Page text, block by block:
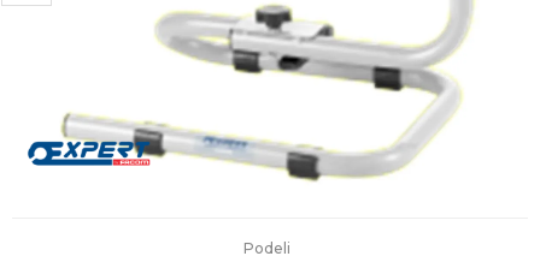
Podeli
POMOĆ PRI KUPOVINI
011 4427900